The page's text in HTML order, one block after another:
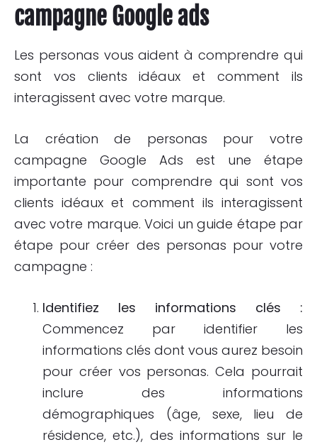
campagne Google ads
Les personas vous aident à comprendre qui
sont vos clients idéaux et comment ils
interagissent avec votre marque.
La création de personas pour votre
campagne Google Ads est une étape
importante pour comprendre qui sont vos
clients idéaux et comment ils interagissent
avec votre marque. Voici un guide étape par
étape pour créer des personas pour votre
campagne :
Identifiez les informations clés :
Commencez par identifier les
informations clés dont vous aurez besoin
pour créer vos personas. Cela pourrait
inclure des informations
démographiques (âge, sexe, lieu de
résidence, etc.), des informations sur le